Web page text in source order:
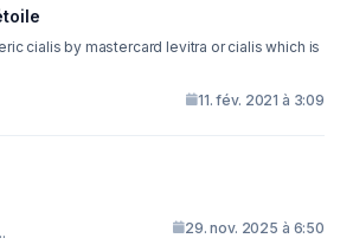
cialis by mastercard levitra or cialis which is
11. fév. 2021 à 3:09
29. nov. 2025 à 6:50